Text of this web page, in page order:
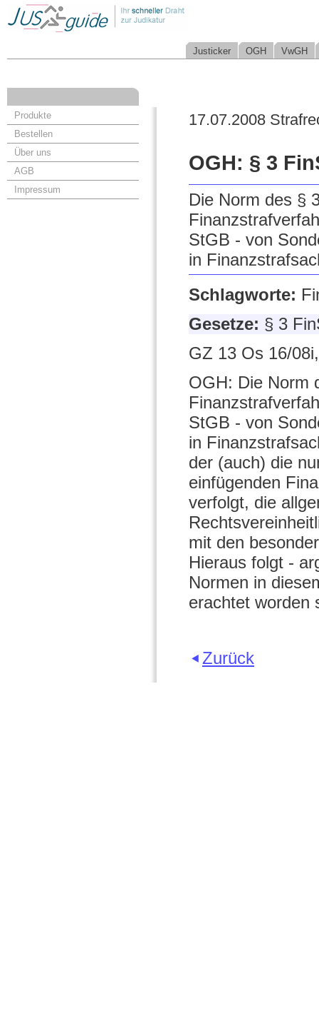
Justicker OGH VwGH
Produkte
Bestellen
Über uns
AGB
Impressum
17.07.2008
OGH: § 3
Die Norm des §
StGB - von
in
Schlagworte:
Gesetze: § 3
GZ 13 Os 16/
OGH: Die Norm
StGB - von
in
der (auch) die
einfügenden
verfolgt, die
mit den
Hieraus folgt -
Normen in
erachtet worden
Zurück